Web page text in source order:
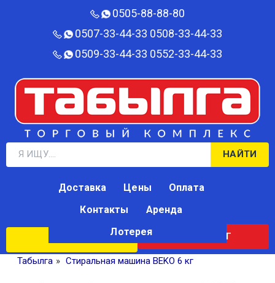
0505-88-88-80‬
0507-33-44-33 0508-33-44-33
0509-33-44-33 0552-33-44-33
НАЙТИ
КАТАЛОГ
Доставка Цены
Оплата
Контакты
Аренда
Лотерея
Табылга » Стиральная машина BEKO 6 кг